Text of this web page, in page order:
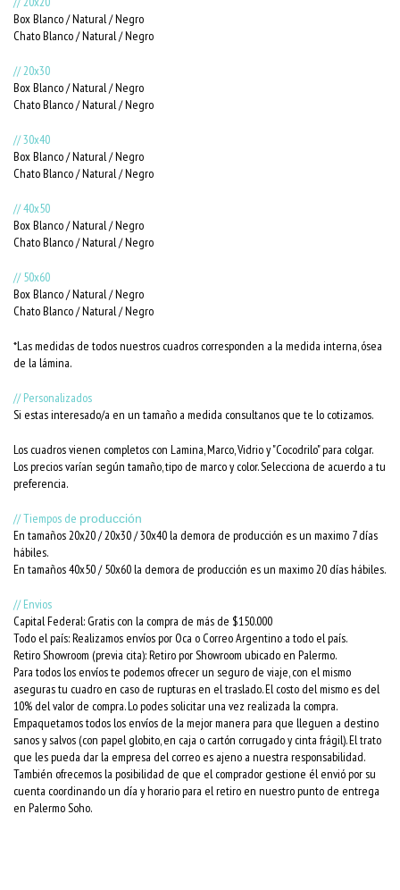
Box Blanco / Natural / Negro
Chato Blanco / Natural / Negro
// 20x30
Box Blanco / Natural / Negro
Chato Blanco / Natural / Negro
// 30x40
Box Blanco / Natural / Negro
Chato Blanco / Natural / Negro
// 40x50
Box Blanco / Natural / Negro
Chato Blanco / Natural / Negro
// 50x60
Box Blanco / Natural / Negro
Chato Blanco / Natural / Negro
*Las medidas de todos nuestros cuadros corresponden a la medida interna, ósea
de la lámina.
// Personalizados
Si estas interesado/a en un tamaño a medida consultanos que te lo cotizamos.
Los cuadros vienen completos con Lamina, Marco, Vidrio y "Cocodrilo" para colgar.
Los precios varían según tamaño, tipo de marco y color. Selecciona de acuerdo a tu
preferencia.
// Tiempos de producción
En tamaños 20x20 / 20x30 / 30x40 la demora de producción es un maximo 7 días
hábiles.
En tamaños 40x50 / 50x60 la demora de producción es un maximo 20 días hábiles.
// Envios
Capital Federal: Gratis con la compra de más de $150.000
Todo el país: Realizamos envíos por Oca o Correo Argentino a todo el país.
Retiro Showroom (previa cita): Retiro por Showroom ubicado en Palermo.
Para todos los envíos te podemos ofrecer un seguro de viaje, con el mismo
aseguras tu cuadro en caso de rupturas en el traslado. El costo del mismo es del
10% del valor de compra. Lo podes solicitar una vez realizada la compra.
Empaquetamos todos los envíos de la mejor manera para que lleguen a destino
sanos y salvos (con papel globito, en caja o cartón corrugado y cinta frágil). El trato
que les pueda dar la empresa del correo es ajeno a nuestra responsabilidad.
También ofrecemos la posibilidad de que el comprador gestione él envió por su
cuenta coordinando un día y horario para el retiro en nuestro punto de entrega
en Palermo Soho.